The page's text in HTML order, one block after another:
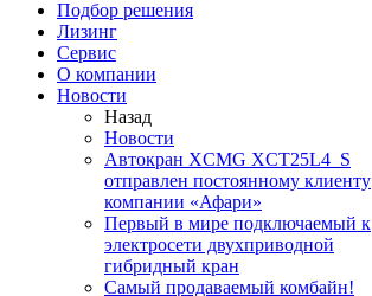
Подбор решения
Лизинг
Сервис
О компании
Новости
Назад
Новости
Автокран XCMG XCT25L4_S
отправлен постоянному клиенту
компании «Афари»
Первый в мире подключаемый к
электросети двухприводной
гибридный кран
Самый продаваемый комбайн!